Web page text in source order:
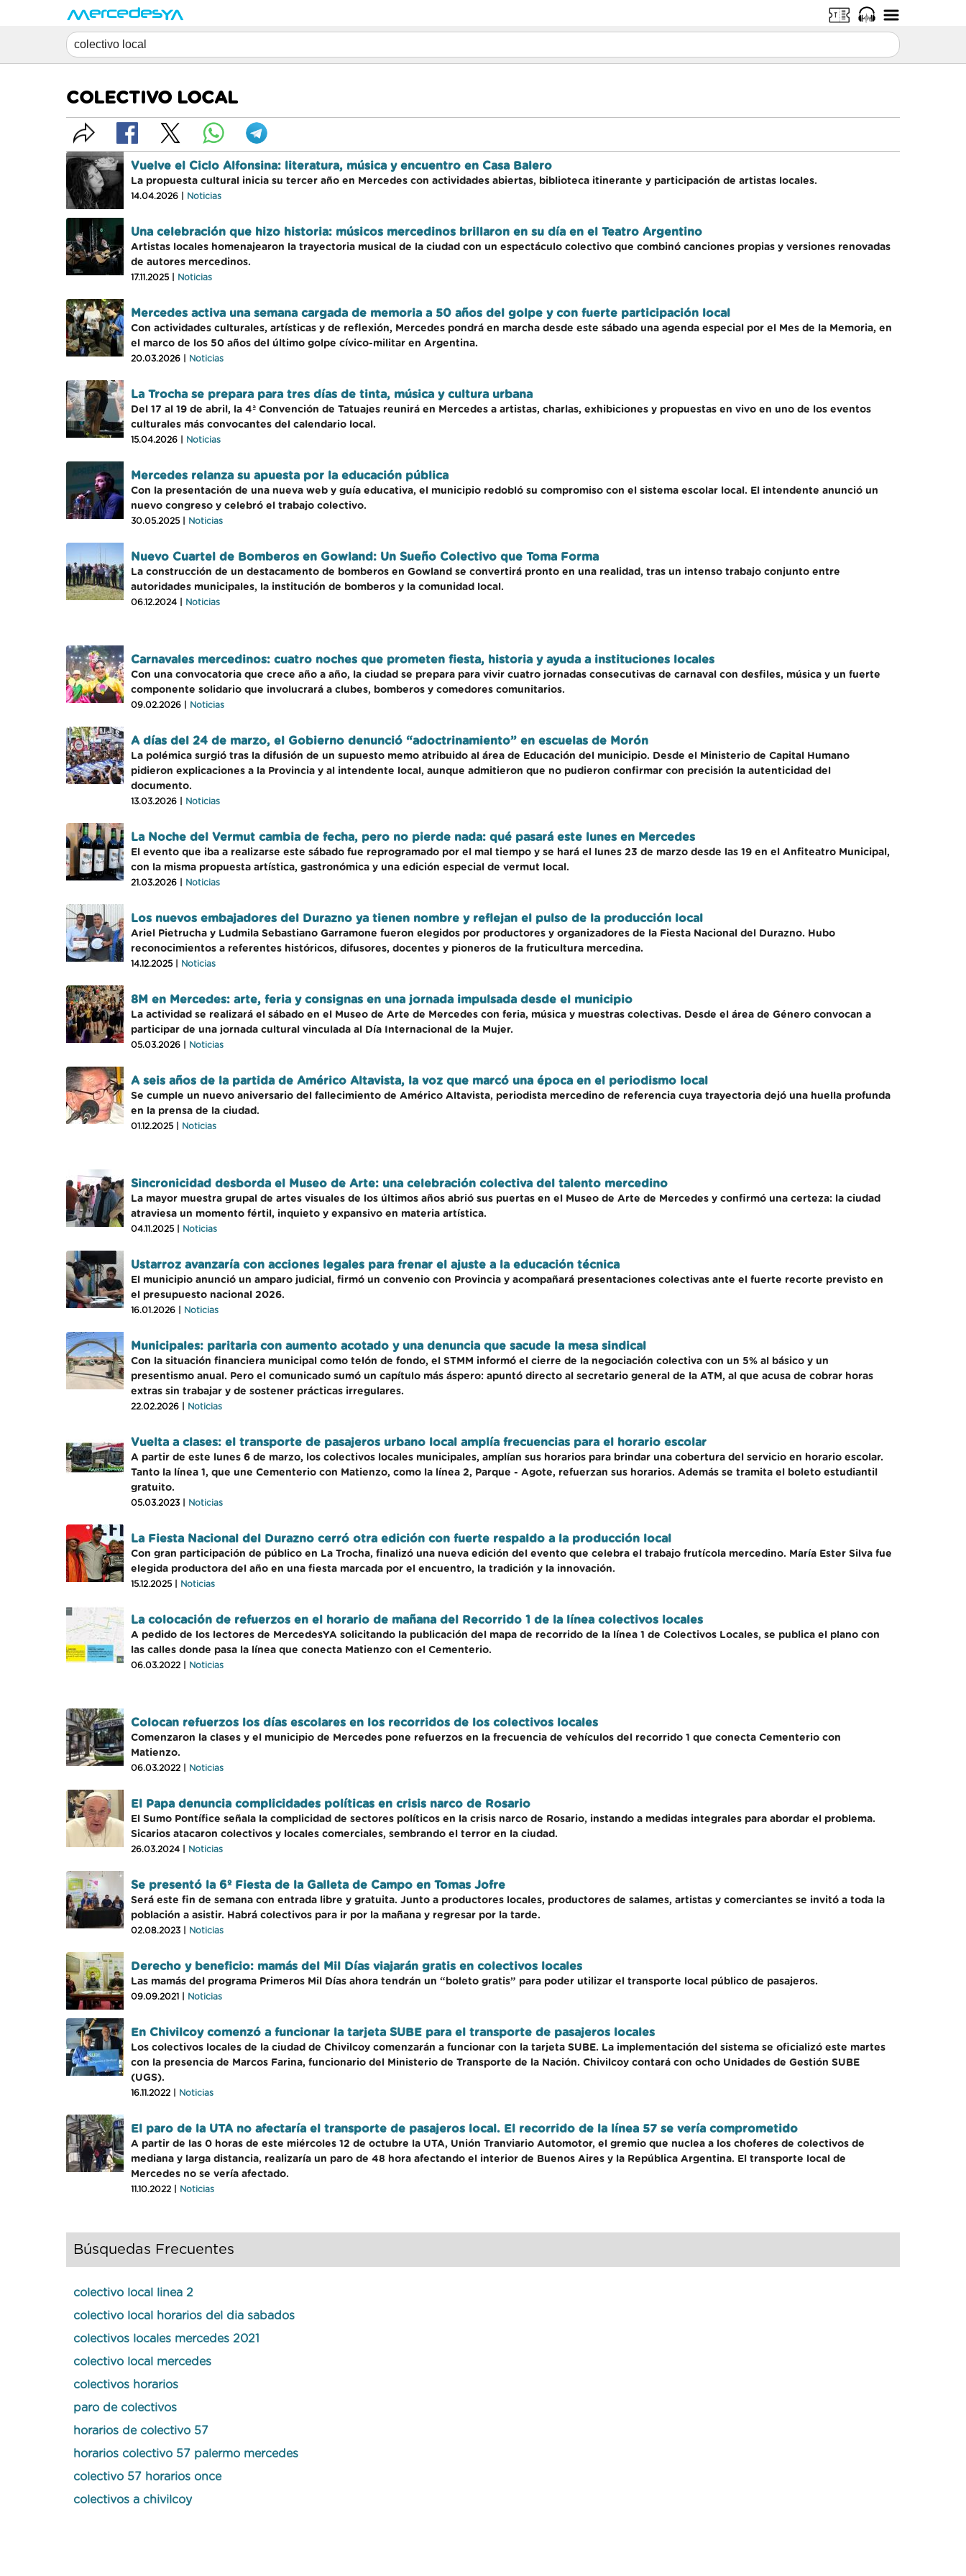
COLECTIVO LOCAL
Vuelve el Ciclo Alfonsina: literatura, música y encuentro en Casa Balero
La propuesta cultural inicia su tercer año en Mercedes con actividades abiertas, biblioteca itinerante y participación de artistas locales.
14.04.2026 | Noticias
Una celebración que hizo historia: músicos mercedinos brillaron en su día en el Teatro Argentino
Artistas locales homenajearon la trayectoria musical de la ciudad con un espectáculo colectivo que combinó canciones propias y versiones renovadas
de autores mercedinos.
17.11.2025 | Noticias
Mercedes activa una semana cargada de memoria a 50 años del golpe y con fuerte participación local
Con actividades culturales, artísticas y de reflexión, Mercedes pondrá en marcha desde este sábado una agenda especial por el Mes de la Memoria, en
el marco de los 50 años del último golpe cívico-militar en Argentina.
20.03.2026 | Noticias
La Trocha se prepara para tres días de tinta, música y cultura urbana
Del 17 al 19 de abril, la 4ª Convención de Tatuajes reunirá en Mercedes a artistas, charlas, exhibiciones y propuestas en vivo en uno de los eventos
culturales más convocantes del calendario local.
15.04.2026 | Noticias
Mercedes relanza su apuesta por la educación pública
Con la presentación de una nueva web y guía educativa, el municipio redobló su compromiso con el sistema escolar local. El intendente anunció un
nuevo congreso y celebró el trabajo colectivo.
30.05.2025 | Noticias
Nuevo Cuartel de Bomberos en Gowland: Un Sueño Colectivo que Toma Forma
La construcción de un destacamento de bomberos en Gowland se convertirá pronto en una realidad, tras un intenso trabajo conjunto entre
autoridades municipales, la institución de bomberos y la comunidad local.
06.12.2024 | Noticias
Carnavales mercedinos: cuatro noches que prometen fiesta, historia y ayuda a instituciones locales
Con una convocatoria que crece año a año, la ciudad se prepara para vivir cuatro jornadas consecutivas de carnaval con desfiles, música y un fuerte
componente solidario que involucrará a clubes, bomberos y comedores comunitarios.
09.02.2026 | Noticias
A días del 24 de marzo, el Gobierno denunció “adoctrinamiento” en escuelas de Morón
La polémica surgió tras la difusión de un supuesto memo atribuido al área de Educación del municipio. Desde el Ministerio de Capital Humano
pidieron explicaciones a la Provincia y al intendente local, aunque admitieron que no pudieron confirmar con precisión la autenticidad del
documento.
13.03.2026 | Noticias
La Noche del Vermut cambia de fecha, pero no pierde nada: qué pasará este lunes en Mercedes
El evento que iba a realizarse este sábado fue reprogramado por el mal tiempo y se hará el lunes 23 de marzo desde las 19 en el Anfiteatro Municipal,
con la misma propuesta artística, gastronómica y una edición especial de vermut local.
21.03.2026 | Noticias
Los nuevos embajadores del Durazno ya tienen nombre y reflejan el pulso de la producción local
Ariel Pietrucha y Ludmila Sebastiano Garramone fueron elegidos por productores y organizadores de la Fiesta Nacional del Durazno. Hubo
reconocimientos a referentes históricos, difusores, docentes y pioneros de la fruticultura mercedina.
14.12.2025 | Noticias
8M en Mercedes: arte, feria y consignas en una jornada impulsada desde el municipio
La actividad se realizará el sábado en el Museo de Arte de Mercedes con feria, música y muestras colectivas. Desde el área de Género convocan a
participar de una jornada cultural vinculada al Día Internacional de la Mujer.
05.03.2026 | Noticias
A seis años de la partida de Américo Altavista, la voz que marcó una época en el periodismo local
Se cumple un nuevo aniversario del fallecimiento de Américo Altavista, periodista mercedino de referencia cuya trayectoria dejó una huella profunda
en la prensa de la ciudad.
01.12.2025 | Noticias
Sincronicidad desborda el Museo de Arte: una celebración colectiva del talento mercedino
La mayor muestra grupal de artes visuales de los últimos años abrió sus puertas en el Museo de Arte de Mercedes y confirmó una certeza: la ciudad
atraviesa un momento fértil, inquieto y expansivo en materia artística.
04.11.2025 | Noticias
Ustarroz avanzaría con acciones legales para frenar el ajuste a la educación técnica
El municipio anunció un amparo judicial, firmó un convenio con Provincia y acompañará presentaciones colectivas ante el fuerte recorte previsto en
el presupuesto nacional 2026.
16.01.2026 | Noticias
Municipales: paritaria con aumento acotado y una denuncia que sacude la mesa sindical
Con la situación financiera municipal como telón de fondo, el STMM informó el cierre de la negociación colectiva con un 5% al básico y un
presentismo anual. Pero el comunicado sumó un capítulo más áspero: apuntó directo al secretario general de la ATM, al que acusa de cobrar horas
extras sin trabajar y de sostener prácticas irregulares.
22.02.2026 | Noticias
Vuelta a clases: el transporte de pasajeros urbano local amplía frecuencias para el horario escolar
A partir de este lunes 6 de marzo, los colectivos locales municipales, amplían sus horarios para brindar una cobertura del servicio en horario escolar.
Tanto la línea 1, que une Cementerio con Matienzo, como la línea 2, Parque - Agote, refuerzan sus horarios. Además se tramita el boleto estudiantil
gratuito.
05.03.2023 | Noticias
La Fiesta Nacional del Durazno cerró otra edición con fuerte respaldo a la producción local
Con gran participación de público en La Trocha, finalizó una nueva edición del evento que celebra el trabajo frutícola mercedino. María Ester Silva fue
elegida productora del año en una fiesta marcada por el encuentro, la tradición y la innovación.
15.12.2025 | Noticias
La colocación de refuerzos en el horario de mañana del Recorrido 1 de la línea colectivos locales
A pedido de los lectores de MercedesYA solicitando la publicación del mapa de recorrido de la línea 1 de Colectivos Locales, se publica el plano con
las calles donde pasa la línea que conecta Matienzo con el Cementerio.
06.03.2022 | Noticias
Colocan refuerzos los días escolares en los recorridos de los colectivos locales
Comenzaron la clases y el municipio de Mercedes pone refuerzos en la frecuencia de vehículos del recorrido 1 que conecta Cementerio con
Matienzo.
06.03.2022 | Noticias
El Papa denuncia complicidades políticas en crisis narco de Rosario
El Sumo Pontífice señala la complicidad de sectores políticos en la crisis narco de Rosario, instando a medidas integrales para abordar el problema.
Sicarios atacaron colectivos y locales comerciales, sembrando el terror en la ciudad.
26.03.2024 | Noticias
Se presentó la 6º Fiesta de la Galleta de Campo en Tomas Jofre
Será este fin de semana con entrada libre y gratuita. Junto a productores locales, productores de salames, artistas y comerciantes se invitó a toda la
población a asistir. Habrá colectivos para ir por la mañana y regresar por la tarde.
02.08.2023 | Noticias
Derecho y beneficio: mamás del Mil Días viajarán gratis en colectivos locales
Las mamás del programa Primeros Mil Días ahora tendrán un “boleto gratis” para poder utilizar el transporte local público de pasajeros.
09.09.2021 | Noticias
En Chivilcoy comenzó a funcionar la tarjeta SUBE para el transporte de pasajeros locales
Los colectivos locales de la ciudad de Chivilcoy comenzarán a funcionar con la tarjeta SUBE. La implementación del sistema se oficializó este martes
con la presencia de Marcos Farina, funcionario del Ministerio de Transporte de la Nación. Chivilcoy contará con ocho Unidades de Gestión SUBE
(UGS).
16.11.2022 | Noticias
El paro de la UTA no afectaría el transporte de pasajeros local. El recorrido de la línea 57 se vería comprometido
A partir de las 0 horas de este miércoles 12 de octubre la UTA, Unión Tranviario Automotor, el gremio que nuclea a los choferes de colectivos de
mediana y larga distancia, realizaría un paro de 48 hora afectando el interior de Buenos Aires y la República Argentina. El transporte local de
Mercedes no se vería afectado.
11.10.2022 | Noticias
Búsquedas Frecuentes
colectivo local linea 2
colectivo local horarios del dia sabados
colectivos locales mercedes 2021
colectivo local mercedes
colectivos horarios
paro de colectivos
horarios de colectivo 57
horarios colectivo 57 palermo mercedes
colectivo 57 horarios once
colectivos a chivilcoy